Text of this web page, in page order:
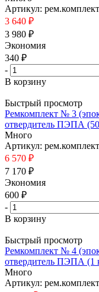
Артикул:
3 640 ₽
3 980 ₽
Экономия
340 ₽
-
В корзину
Быстрый просмотр
Ремкомплект № 3
отвердитель ПЭПА
Много
Артикул:
6 570 ₽
7 170 ₽
Экономия
600 ₽
-
В корзину
Быстрый просмотр
Ремкомплект № 4
отвердитель ПЭПА (1
Много
Артикул: